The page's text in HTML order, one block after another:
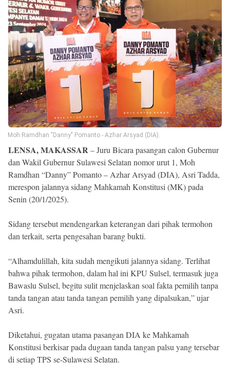
©
Copyright
2026
lensasulsel.com
.
All
Right
Reserved
Moh Ramdhan "Danny" Pomanto - Azhar Arsyad (DIA).
LENSA, MAKASSAR– Juru Bicara pasangan calon Gubernur
dan Wakil Gubernur Sulawesi Selatan nomor urut 1, Moh
Ramdhan “Danny” Pomanto – Azhar Arsyad (DIA), Asri Tadda,
merespon jalannya sidang Mahkamah Konstitusi (MK) pada
Senin (20/1/2025).
Sidang tersebut mendengarkan keterangan dari pihak termohon
dan terkait, serta pengesahan barang bukti.
“Alhamdulillah, kita sudah mengikuti jalannya sidang. Terlihat
bahwa pihak termohon, dalam hal ini KPU Sulsel, termasuk juga
Bawaslu Sulsel, begitu sulit menjelaskan soal fakta pemilih tanpa
tanda tangan atau tanda tangan pemilih yang dipalsukan,” ujar
Asri.
Diketahui, gugatan utama pasangan DIA ke Mahkamah
Konstitusi berkisar pada dugaan tanda tangan palsu yang tersebar
di setiap TPS se-Sulawesi Selatan.